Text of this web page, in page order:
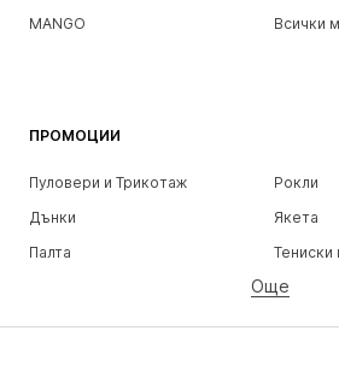
MANGO
Всички
ПРОМОЦИИ
Пуловери и Трикотаж
Рокли
Дънки
Якета
Палта
Тениски
Бельо
Поли
Блузи и
Още